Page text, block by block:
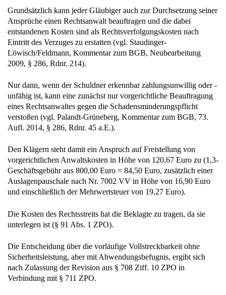
Grundsätzlich kann jeder Gläubiger auch zur Durchsetzung seiner
Ansprüche einen Rechtsanwalt beauftragen und die dabei
entstandenen Kosten sind als Rechtsverfolgungskosten nach
Eintritt des Verzuges zu erstatten (vgl. Staudinger-
Löwisch/Feldmann, Kommentar zum BGB, Neubearbeitung
2009, § 286, Rdnr. 214).
Nur dann, wenn der Schuldner erkennbar zahlungsunwillig oder -
unfähig ist, kann eine zunächst nur vorgerichtliche Beauftragung
eines Rechtsanwaltes gegen die Schadensminderungspflicht
verstoßen (vgl. Palandt-Grüneberg, Kommentar zum BGB, 73.
Aufl. 2014, § 286, Rdnr. 45 a.E.).
Den Klägern steht damit ein Anspruch auf Freistellung von
vorgerichtlichen Anwaltskosten in Höhe von 120,67 Euro zu (1,3-
Geschäftsgebühr aus 800,00 Euro = 84,50 Euro, zusätzlich einer
Auslagenpauschale nach Nr. 7002 VV in Höhe von 16,90 Euro
und einschließlich der Mehrwertsteuer von 19,27 Euro).
Die Kosten des Rechtsstreits hat die Beklagte zu tragen, da sie
unterlegen ist (§ 91 Abs. 1 ZPO).
Die Entscheidung über die vorläufige Vollstreckbarkeit ohne
Sicherheitsleistung, aber mit Abwendungsbefugnis, ergibt sich
nach Zulassung der Revision aus § 708 Ziff. 10 ZPO in
Verbindung mit § 711 ZPO.